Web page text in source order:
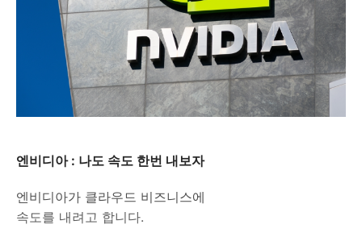
엔비디아 : 나도 속도 한번 내보자
엔비디아가 클라우드 비즈니스에
속도를 내려고 합니다.